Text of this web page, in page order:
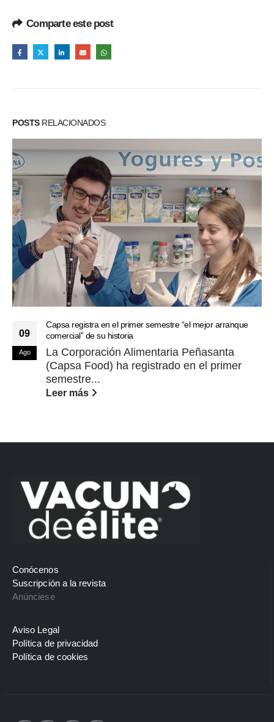
Comparte este post
POSTSRELACIONADOS
09
Ago
Capsa registra en el primer semestre “el mejor arranque
comercial” de su historia
La Corporación Alimentaria Peñasanta
(Capsa Food) ha registrado en el primer
semestre...
Leer más
Conócenos
Suscripción a la revista
Anúnciese
Aviso Legal
Política de privacidad
Política de cookies